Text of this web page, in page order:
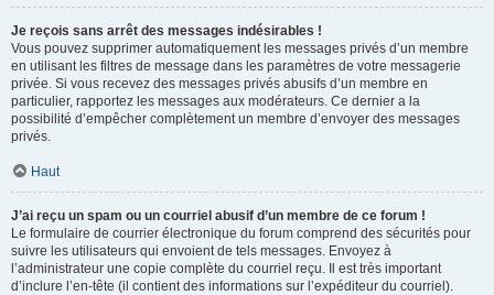
Je reçois sans arrêt des messages indésirables !
Vous pouvez supprimer automatiquement les messages privés d’un membre
en utilisant les filtres de message dans les paramètres de votre messagerie
privée. Si vous recevez des messages privés abusifs d’un membre en
particulier, rapportez les messages aux modérateurs. Ce dernier a la
possibilité d’empêcher complètement un membre d’envoyer des messages
privés.
Haut
J’ai reçu un spam ou un courriel abusif d’un membre de ce forum !
Le formulaire de courrier électronique du forum comprend des sécurités pour
suivre les utilisateurs qui envoient de tels messages. Envoyez à
l’administrateur une copie complète du courriel reçu. Il est très important
d’inclure l’en-tête (il contient des informations sur l’expéditeur du courriel).